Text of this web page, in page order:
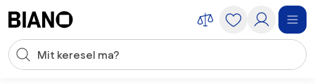
Keresési bevitel